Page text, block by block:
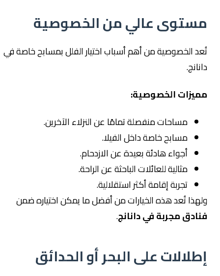
مستوى عالي من الخصوصية
تُعد الخصوصية من أهم أسباب اختيار الفلل بمسابح خاصة في
دانانج.
مميزات الخصوصية:
مساحات منفصلة تمامًا عن النزلاء الآخرين.
مسابح خاصة داخل الفيلا.
أجواء هادئة بعيدة عن الازدحام.
مثالية للعائلات الباحثة عن الراحة.
تجربة إقامة أكثر استقلالية.
ولهذا تُعد هذه الخيارات من أفضل ما يمكن اختياره ضمن
فنادق مجربة في دانانج.
إطلالات على البحر أو الحدائق